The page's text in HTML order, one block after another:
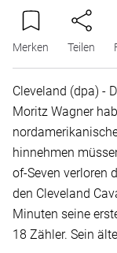
Merken Teilen
Cleveland (dpa) -
Moritz Wagner
hinnehmen
of-Seven verloren
den Cleveland
Minuten seine
18 Zähler. Sein